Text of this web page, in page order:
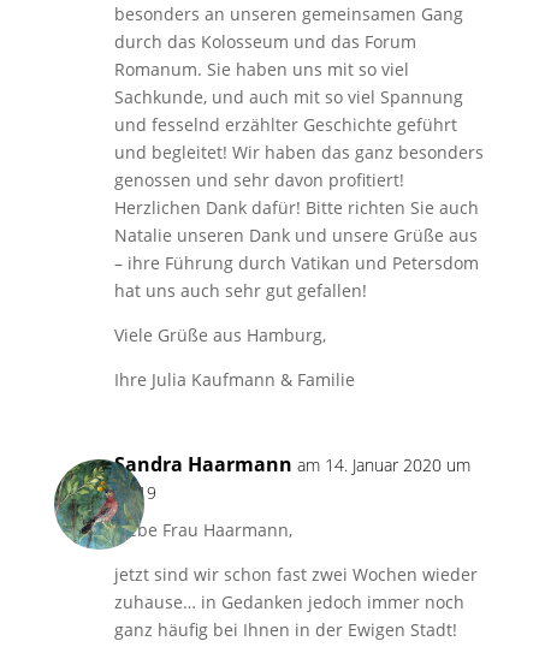
besonders an unseren gemeinsamen Gang
durch das Kolosseum und das Forum
Romanum. Sie haben uns mit so viel
Sachkunde, und auch mit so viel Spannung
und fesselnd erzählter Geschichte geführt
und begleitet! Wir haben das ganz besonders
genossen und sehr davon profitiert!
Herzlichen Dank dafür! Bitte richten Sie auch
Natalie unseren Dank und unsere Grüße aus
– ihre Führung durch Vatikan und Petersdom
hat uns auch sehr gut gefallen!
Viele Grüße aus Hamburg,
Ihre Julia Kaufmann & Familie
Sandra Haarmann am 14. Januar 2020 um
18:19
Liebe Frau Haarmann,
jetzt sind wir schon fast zwei Wochen wieder
zuhause… in Gedanken jedoch immer noch
ganz häufig bei Ihnen in der Ewigen Stadt!